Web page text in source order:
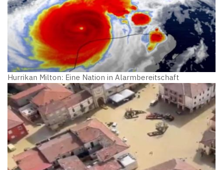
Hurrikan Milton: Eine Nation in Alarmbereitschaft